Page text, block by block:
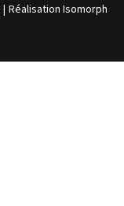
| Réalisation Isomorph